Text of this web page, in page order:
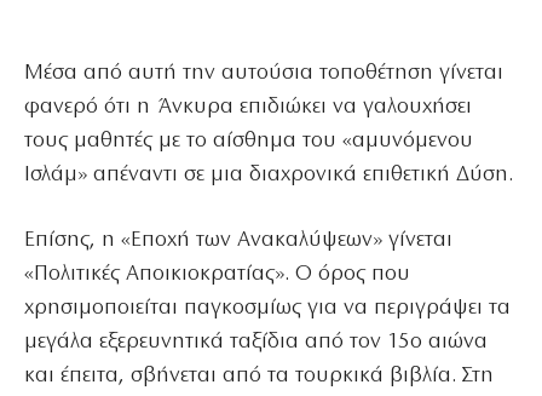
Μέσα από αυτή την αυτούσια τοποθέτηση γίνεται
φανερό ότι η Άνκυρα επιδιώκει να γαλουχήσει
τους μαθητές με το αίσθημα του «αμυνόμενου
Ισλάμ» απέναντι σε μια διαχρονικά επιθετική Δύση.
Επίσης, η «Εποχή των Ανακαλύψεων» γίνεται
«Πολιτικές Αποικιοκρατίας». Ο όρος που
χρησιμοποιείται παγκοσμίως για να περιγράψει τα
μεγάλα εξερευνητικά ταξίδια από τον 15ο αιώνα
και έπειτα, σβήνεται από τα τουρκικά βιβλία. Στη